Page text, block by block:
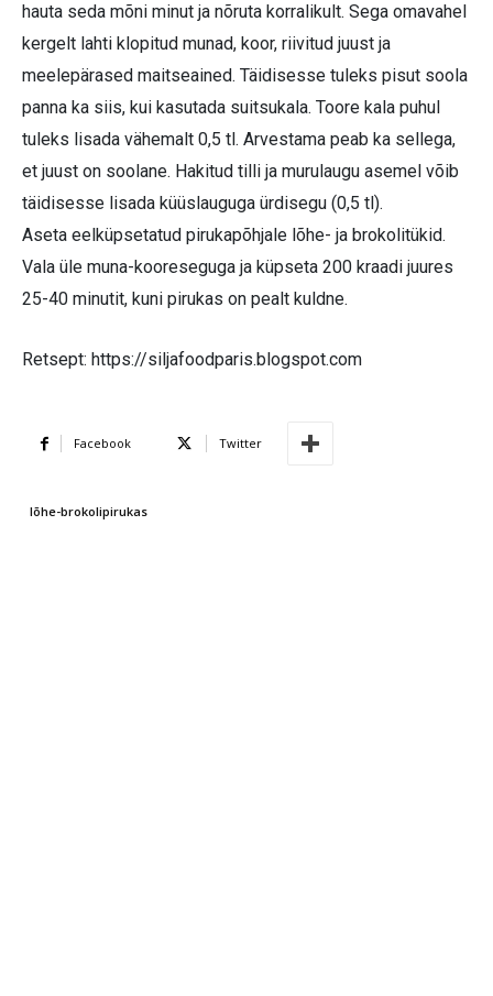
hauta seda mõni minut ja nõruta korralikult. Sega omavahel
kergelt lahti klopitud munad, koor, riivitud juust ja
meelepärased maitseained. Täidisesse tuleks pisut soola
panna ka siis, kui kasutada suitsukala. Toore kala puhul
tuleks lisada vähemalt 0,5 tl. Arvestama peab ka sellega,
et juust on soolane. Hakitud tilli ja murulaugu asemel võib
täidisesse lisada küüslauguga ürdisegu (0,5 tl).
Aseta eelküpsetatud pirukapõhjale lõhe- ja brokolitükid.
Vala üle muna-kooreseguga ja küpseta 200 kraadi juures
25-40 minutit, kuni pirukas on pealt kuldne.
Retsept: https://siljafoodparis.blogspot.com
Facebook Twitter
lõhe-brokolipirukas